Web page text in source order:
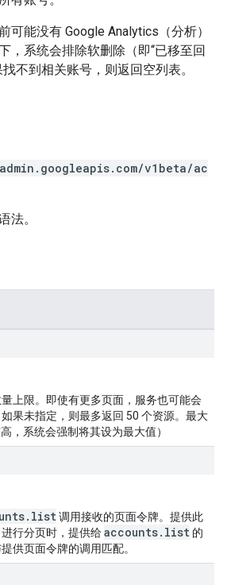
可能没有 Google Analytics（分析）
，系统会排除软删除（即“已移至回
不到相关账号，则返回空列表。
v1beta/ac
法。
上限。即使有更多页面，服务也可能会
果未指定，则最多返回 50 个资源。最大
，系统会强制将其设为最大值）
调用接收的页面令牌。提供此
行分页时，提供给accounts.list 的
供页面令牌的调用匹配。